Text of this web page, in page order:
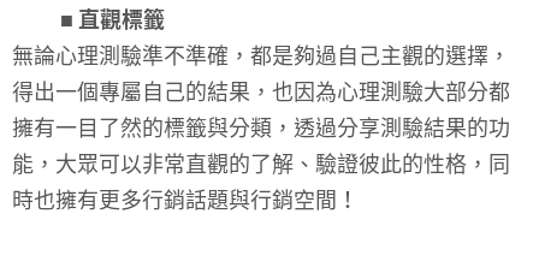
■ 直觀標籤
無論心理測驗準不準確，都是夠過自己主觀的選擇，
得出一個專屬自己的結果，也因為心理測驗大部分都
擁有一目了然的標籤與分類，透過分享測驗結果的功
能，大眾可以非常直觀的了解、驗證彼此的性格，同
時也擁有更多行銷話題與行銷空間！